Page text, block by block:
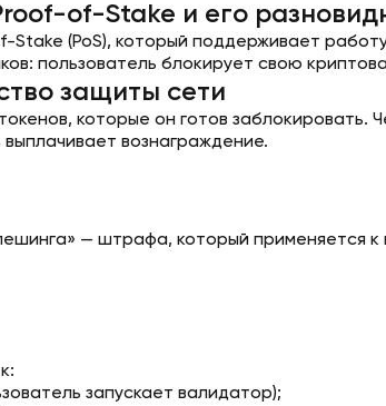
of-Stake и его
(PoS), который поддерживает
пользователь блокирует свою
защиты сети
токенов, которые он готов
вознаграждение.
— штрафа, который применяется
запускает валидатор);